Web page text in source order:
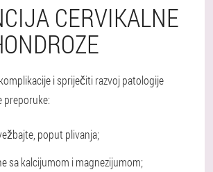
CERVIKALNE
i spriječiti razvoj patologije
preporuke:
poput plivanja;
sa kalcijumom i magnezijumom;